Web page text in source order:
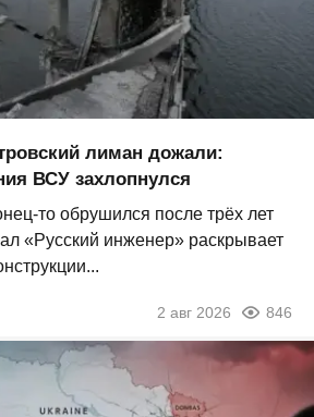
лиман дожали:
ВСУ захлопнулся
то обрушился после трёх лет
«Русский инженер» раскрывает
2 авг 2026 846